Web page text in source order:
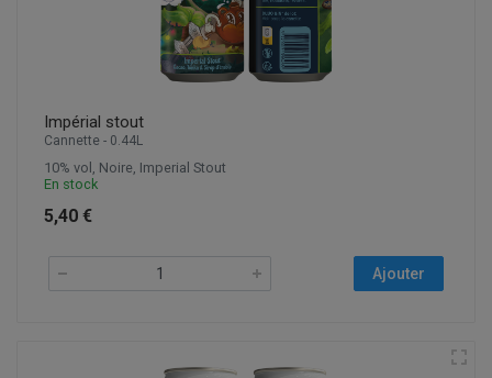
Impérial stout
Cannette - 0.44L
10% vol, Noire, Imperial Stout
En stock
5,40 €
Ajouter